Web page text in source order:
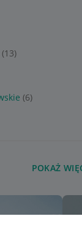
(13)
(6)
POKAŻ